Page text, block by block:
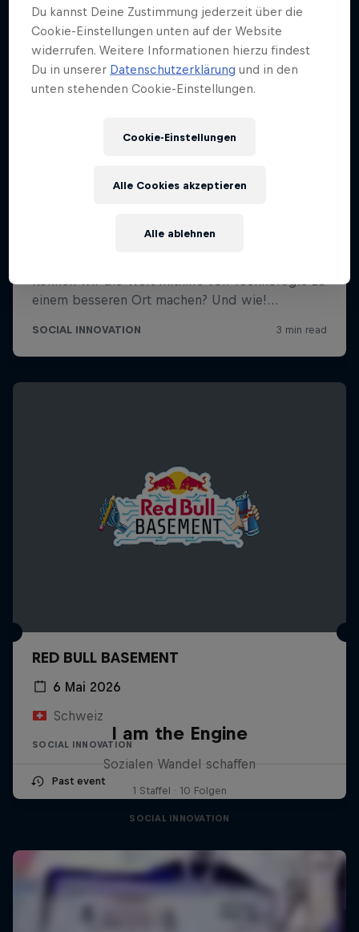
RED BULL BASEMENT
6 Mai 2026
Schweiz
SOCIAL INNOVATION
Past event
I am the Engine
Sozialen Wandel schaffen
1 Staffel · 10 Folgen
SOCIAL INNOVATION
Du kannst Deine Zustimmung jederzeit über die
Cookie-Einstellungen unten auf der Website
widerrufen. Weitere Informationen hierzu findest
Du in unserer Datenschutzerklärung und in den
unten stehenden Cookie-Einstellungen.
Cookie-Einstellungen
Alle ablehnen
Alle Cookies akzeptieren